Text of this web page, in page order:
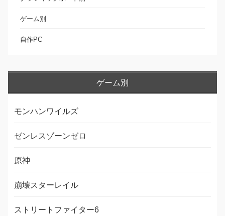
ゲーム別
自作PC
ゲーム別
モンハンワイルズ
ゼンレスゾーンゼロ
原神
崩壊スターレイル
ストリートファイター6